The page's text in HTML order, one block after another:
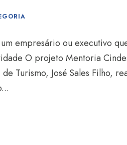
empresário ou executivo
O projeto Mentoria
Turismo, José Sales Filho,